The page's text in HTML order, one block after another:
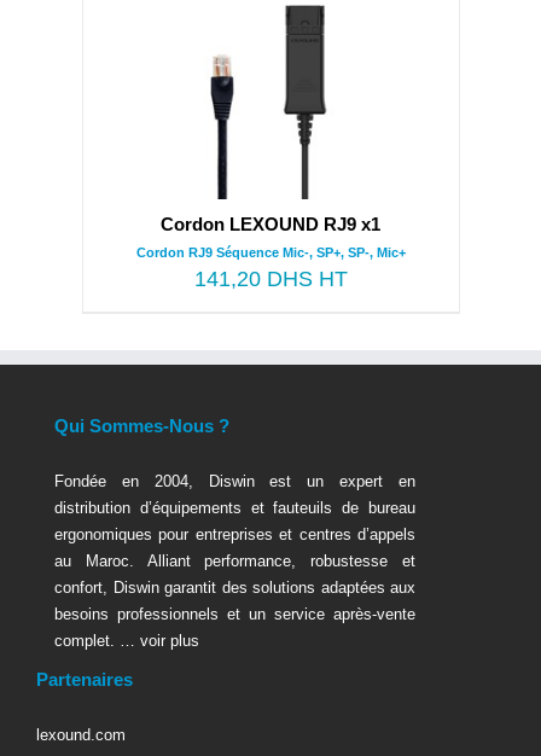
Cordon LEXOUND RJ9 x1
Cordon RJ9 Séquence Mic-, SP+, SP-, Mic+
141,20DHS HT
Qui Sommes-Nous ?
Fondée en 2004, Diswin est un expert en
distribution d’équipements et fauteuils de bureau
ergonomiques pour entreprises et centres d’appels
au Maroc. Alliant performance, robustesse et
confort, Diswin garantit des solutions adaptées aux
besoins professionnels et un service après-vente
complet. … voir plus
Partenaires
lexound.com